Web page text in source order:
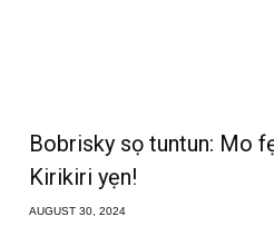
Bobrisky sọ tuntun: Mo
Kirikiri yẹn!
AUGUST 30, 2024